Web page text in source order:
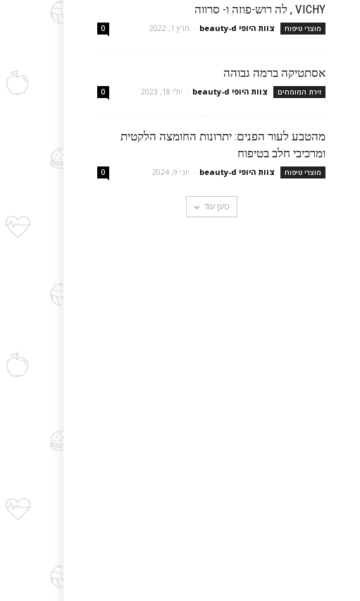
VICHY , לה רוש-פוזה ו- סרווה
מוצרי טיפוח צוות היופי beauty-d - מרץ 1, 2022 0
אסתטיקה ברמה גבוהה
זירת המומחים צוות היופי beauty-d - יולי 18, 2023 0
מהטבע לעור הפנים: יתרונות החומצה הלקטית
ומרכיבי חלב בטיפוח
מוצרי טיפוח צוות היופי beauty-d - יוני 9, 2024 0
טען עוד